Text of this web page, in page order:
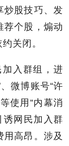
炒股技巧、发
荐个股，煽动
关闭。
加入群组，进
微博账号“许
使用“内幕消
诱网民加入群
高昂。涉及